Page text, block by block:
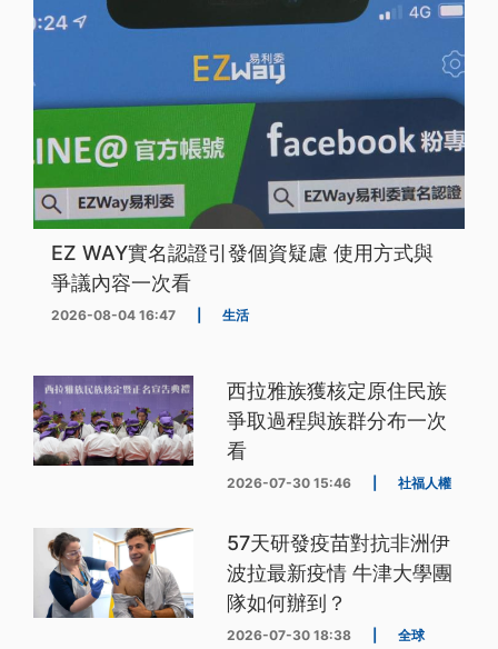
EZ WAY實名認證引發個資疑慮 使用方式與
爭議內容一次看
2026-08-04 16:47 生活
西拉雅族獲核定原住民族
爭取過程與族群分布一次
看
2026-07-30 15:46 社福人權
57天研發疫苗對抗非洲伊
波拉最新疫情 牛津大學團
隊如何辦到？
2026-07-30 18:38 全球